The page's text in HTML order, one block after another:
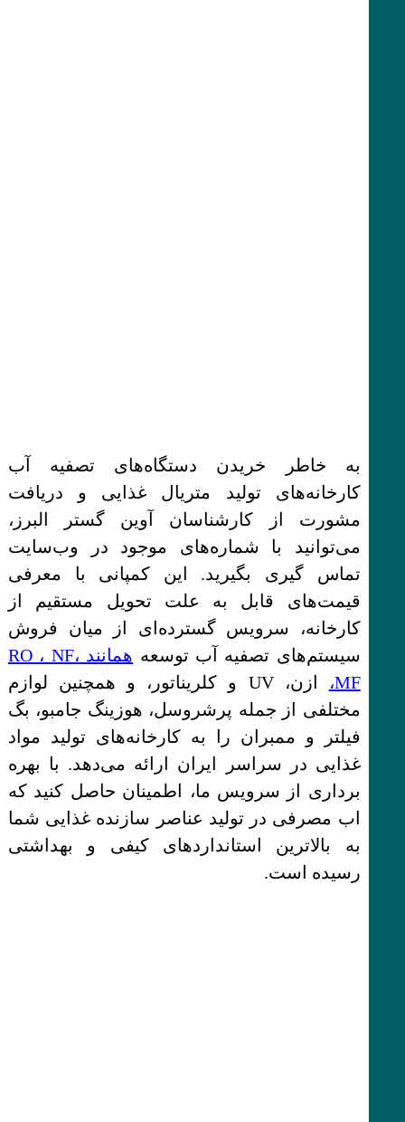
به خاطر خریدن دستگاه‌های تصفیه آب
کارخانه‌های تولید متریال غذایی و دریافت
مشورت از کارشناسان آوین گستر البرز،
می‌توانید با شماره‌های موجود در وب‌سایت
تماس‌ گیری بگیرید. این کمپانی با معرفی
قیمت‌های قابل به علت تحویل مستقیم از
کارخانه، سرویس گسترده‌ای از میان فروش
سیستم‌های تصفیه آب توسعه
همانند RO ، NF،
MF،
ازن، UV و کلریناتور، و همچنین لوازم
مختلفی از جمله پرشروسل، هوزینگ جامبو، بگ
فیلتر و ممبران را به کارخانه‌های تولید مواد
غذایی در سراسر ایران ارائه می‌دهد. با بهره
برداری از سرویس ما، اطمینان حاصل کنید که
اب مصرفی در تولید عناصر سازنده غذایی شما
به بالاترین استانداردهای کیفی و بهداشتی
رسیده است.